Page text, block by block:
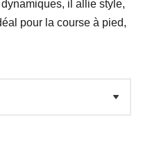
il allie style,
pour la course à pied,